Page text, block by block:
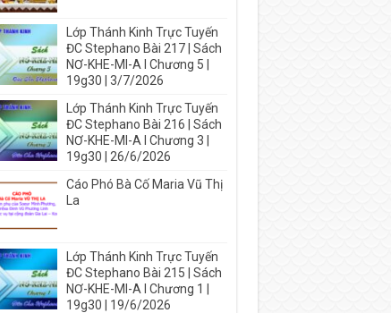
Lớp Thánh Kinh Trực Tuyến
ĐC Stephano Bài 217 | Sách
NƠ-KHE-MI-A I Chương 5 |
19g30 | 3/7/2026
Lớp Thánh Kinh Trực Tuyến
ĐC Stephano Bài 216 | Sách
NƠ-KHE-MI-A I Chương 3 |
19g30 | 26/6/2026
Cáo Phó Bà Cố Maria Vũ Thị
La
Lớp Thánh Kinh Trực Tuyến
ĐC Stephano Bài 215 | Sách
NƠ-KHE-MI-A I Chương 1 |
19g30 | 19/6/2026